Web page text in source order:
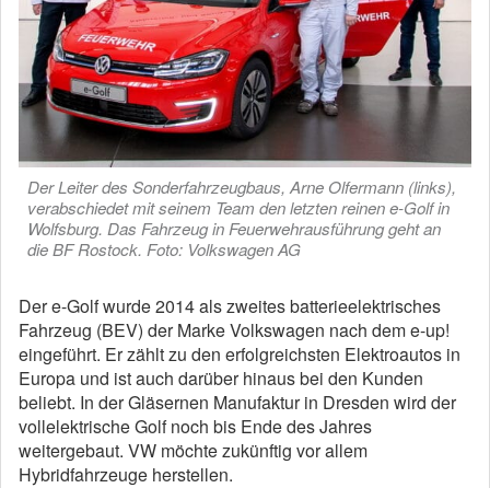
Der Leiter des Sonderfahrzeugbaus, Arne Olfermann (links),
verabschiedet mit seinem Team den letzten reinen e-Golf in
Wolfsburg. Das Fahrzeug in Feuerwehrausführung geht an
die BF Rostock. Foto: Volkswagen AG
Der e-Golf wurde 2014 als zweites batterieelektrisches
Fahrzeug (BEV) der Marke Volkswagen nach dem e-up!
eingeführt. Er zählt zu den erfolgreichsten Elektroautos in
Europa und ist auch darüber hinaus bei den Kunden
beliebt. In der Gläsernen Manufaktur in Dresden wird der
vollelektrische Golf noch bis Ende des Jahres
weitergebaut. VW möchte zukünftig vor allem
Hybridfahrzeuge herstellen.